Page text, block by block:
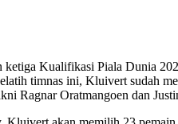
ketiga Kualifikasi Piala Dunia
timnas ini, Kluivert sudah
Ragnar Oratmangoen dan